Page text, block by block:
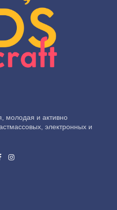
молодая и активно
электронных и